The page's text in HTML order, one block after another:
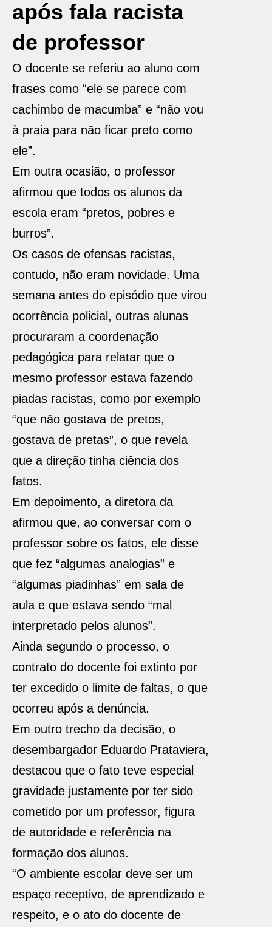
após fala racista
de professor
O docente se referiu ao aluno com
frases como “ele se parece com
cachimbo de macumba” e “não vou
à praia para não ficar preto como
ele”.
Em outra ocasião, o professor
afirmou que todos os alunos da
escola eram “pretos, pobres e
burros”.
Os casos de ofensas racistas,
contudo, não eram novidade. Uma
semana antes do episódio que virou
ocorrência policial, outras alunas
procuraram a coordenação
pedagógica para relatar que o
mesmo professor estava fazendo
piadas racistas, como por exemplo
“que não gostava de pretos,
gostava de pretas”, o que revela
que a direção tinha ciência dos
fatos.
Em depoimento, a diretora da
afirmou que, ao conversar com o
professor sobre os fatos, ele disse
que fez “algumas analogias” e
“algumas piadinhas” em sala de
aula e que estava sendo “mal
interpretado pelos alunos”.
Ainda segundo o processo, o
contrato do docente foi extinto por
ter excedido o limite de faltas, o que
ocorreu após a denúncia.
Em outro trecho da decisão, o
desembargador Eduardo Prataviera,
destacou que o fato teve especial
gravidade justamente por ter sido
cometido por um professor, figura
de autoridade e referência na
formação dos alunos.
“O ambiente escolar deve ser um
espaço receptivo, de aprendizado e
respeito, e o ato do docente de